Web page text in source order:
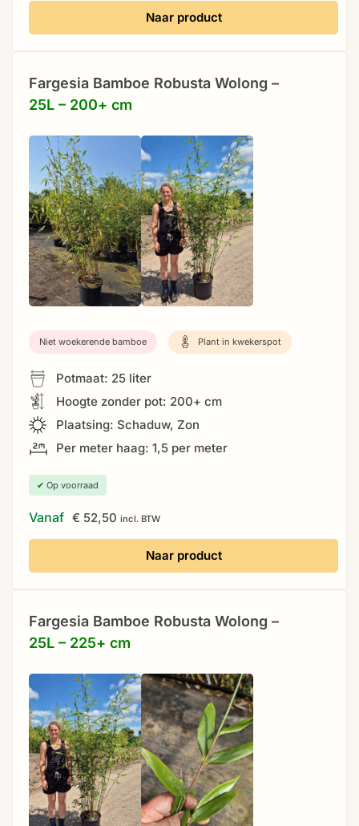
Naar product
Fargesia Bamboe Robusta Wolong –
25L – 200+ cm
Niet woekerende bamboe Plant in kwekerspot
Potmaat: 25 liter
Hoogte zonder pot: 200+ cm
Plaatsing: Schaduw, Zon
Per meter haag: 1,5 per meter
✔ Op voorraad
Vanaf € 52,50 incl. BTW
Naar product
Fargesia Bamboe Robusta Wolong –
25L – 225+ cm